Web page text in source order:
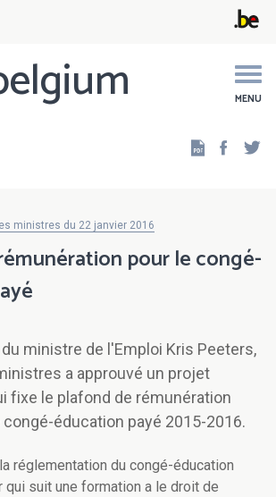
MENU
ministres du 22 janvier 2016
pour le congé-
ministre de l'Emploi Kris Peeters,
a approuvé un projet
fixe le plafond de rémunération
éducation payé 2015-2016.
réglementation du congé-éducation
qui suit une formation a le droit de